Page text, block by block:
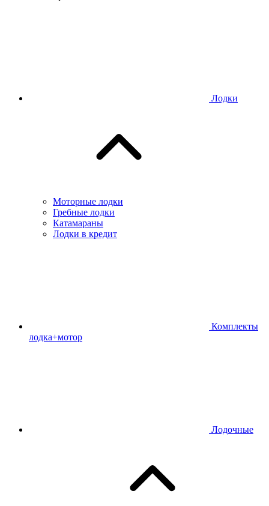
Лодки
Моторные лодки
Гребные лодки
Катамараны
Лодки в кредит
Комплекты
лодка+мотор
Лодочные